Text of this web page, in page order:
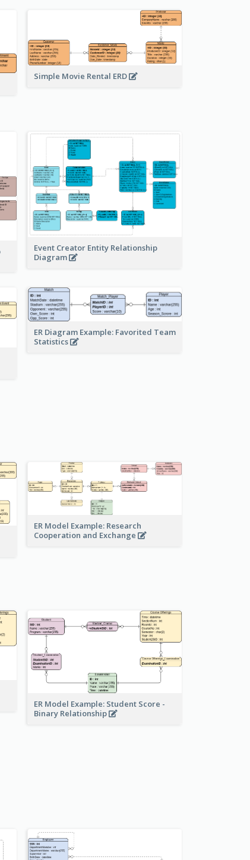
Simple Movie Rental ERD
Event Creator Entity Relationship
Diagram
ER Diagram Example: Favorited Team
Statistics
ER Model Example: Research
Cooperation and Exchange
ER Model Example: Student Score -
Binary Relationship